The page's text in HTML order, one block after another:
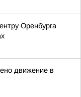
Оренбурга
движение в